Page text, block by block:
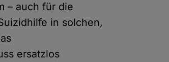
– auch für die
in solchen,
ersatzlos